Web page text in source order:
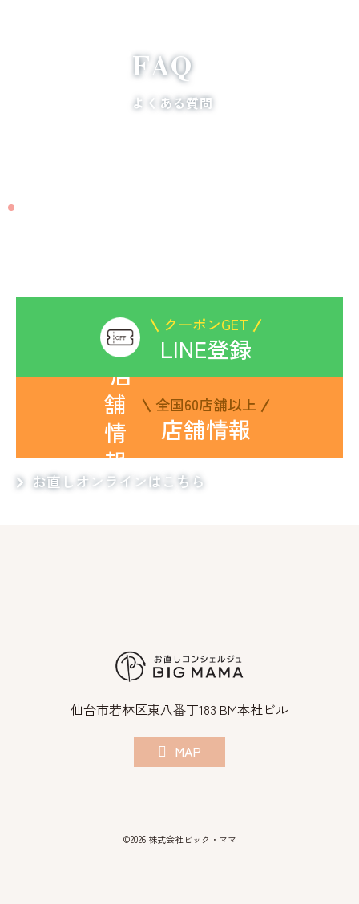
FAQ
よくある質問
クーポンGET
LINE登録
全国60店舗以上
店舗情報
お直しオンラインはこちら
仙台市若林区東八番丁183 BM本社ビル
MAP
©2026 株式会社ビック・ママ